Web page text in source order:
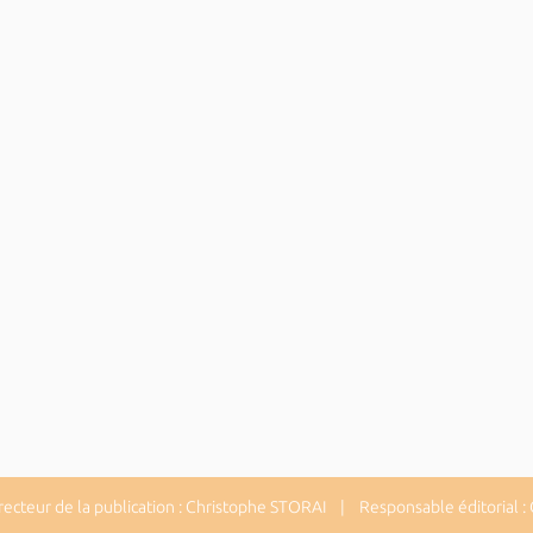
de la publication : Christophe STORAI | Responsable éditorial :